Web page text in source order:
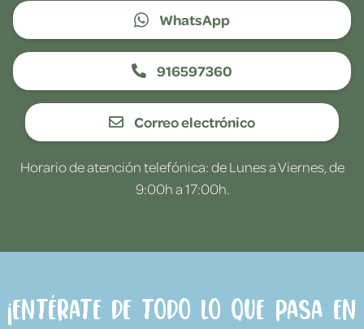
WhatsApp
916597360
Correo electrónico
Horario de atención telefónica: de Lunes a Viernes, de
9:00h a 17:00h.
¡Entérate de todo lo que pasa en